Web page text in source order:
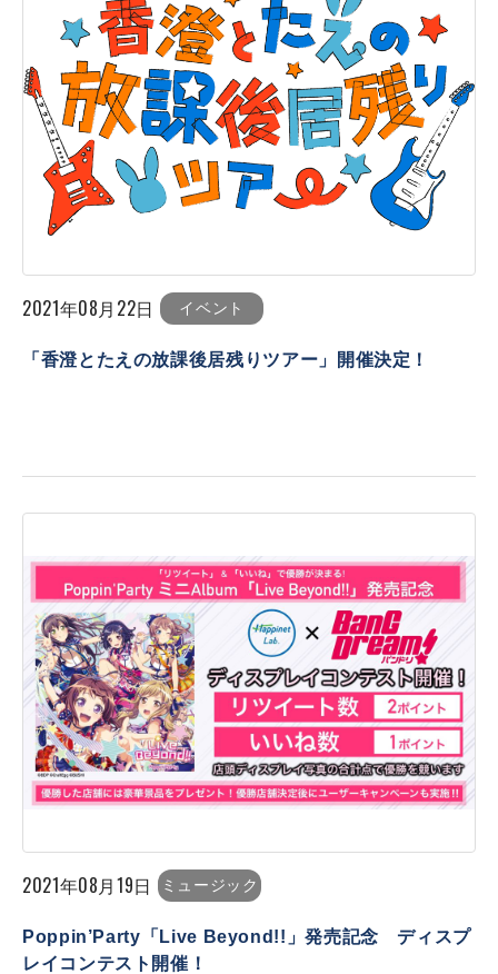
2021年08月22日 イベント
「香澄とたえの放課後居残りツアー」開催決定！
2021年08月19日 ミュージック
Poppin’Party「Live Beyond!!」発売記念 ディスプ
レイコンテスト開催！